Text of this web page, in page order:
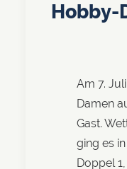
Hobby-
Am 7.
Damen
Gast.
ging es
Doppel